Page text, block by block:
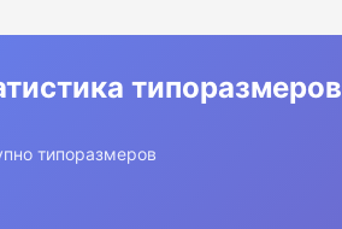
типоразмеров
типоразмеров